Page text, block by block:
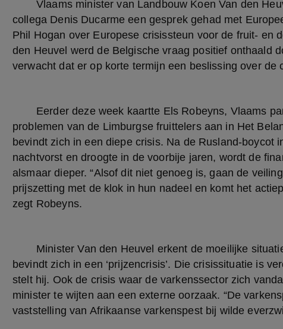
collega Denis Ducarme een gesprek gehad met
Phil Hogan over Europese crisissteun voor de fruit- en
den Heuvel werd de Belgische vraag positief onthaald
verwacht dat er op korte termijn een beslissing over de
problemen van de Limburgse fruittelers aan in Het
bevindt zich in een diepe crisis. Na de Rusland-boycot
nachtvorst en droogte in de voorbije jaren, wordt de
alsmaar dieper. “Alsof dit niet genoeg is, gaan de
prijszetting met de klok in hun nadeel en komt het
zegt Robeyns.
bevindt zich in een ‘prijzencrisis’. Die crisissituatie is
stelt hij. Ook de crisis waar de varkenssector zich
minister te wijten aan een externe oorzaak. “De
vaststelling van Afrikaanse varkenspest bij wilde